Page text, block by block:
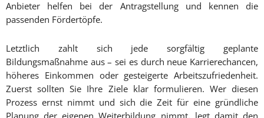
Anbieter helfen bei der Antragstellung und kennen die
passenden Fördertöpfe.
Letztlich zahlt sich jede sorgfältig geplante
Bildungsmaßnahme aus – sei es durch neue Karrierechancen,
höheres Einkommen oder gesteigerte Arbeitszufriedenheit.
Zuerst sollten Sie Ihre Ziele klar formulieren. Wer diesen
Prozess ernst nimmt und sich die Zeit für eine gründliche